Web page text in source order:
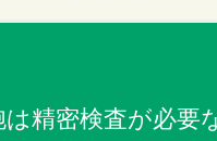
精密検査が必要